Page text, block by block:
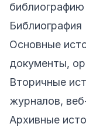
Библиография
Основные
документы,
Вторичные
журналов,
Архивные